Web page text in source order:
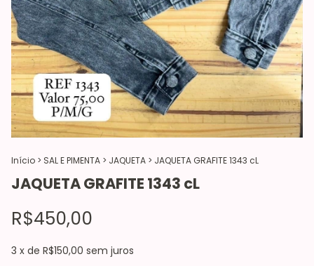
Início > SAL E PIMENTA > JAQUETA > JAQUETA GRAFITE 1343 cL
JAQUETA GRAFITE 1343 cL
R$450,00
3 x de R$150,00 sem juros